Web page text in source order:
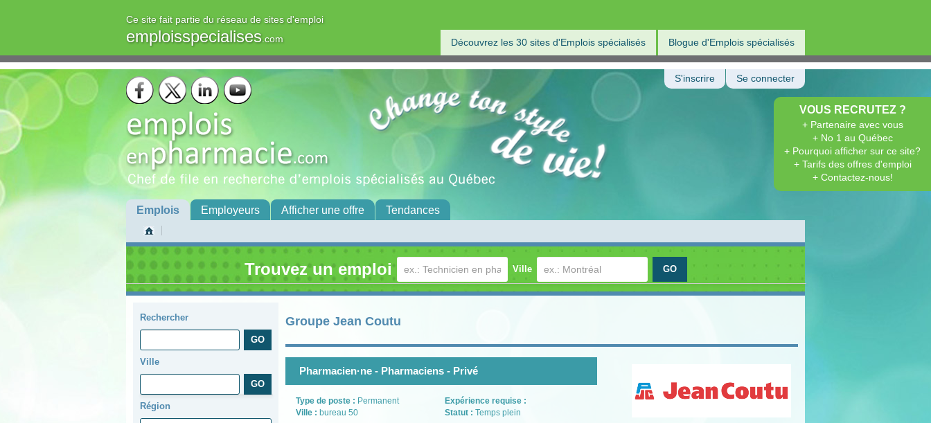
Ce site fait partie du réseau de sites d'emploi
emploisspecialises.com Découvrez les 30 sites d'Emplois spécialisés Blogue d'Emplois spécialisés
VOUS RECRUTEZ ?
+ Partenaire avec vous
+ No 1 au Québec
+ Pourquoi afficher sur ce site?
+ Tarifs des offres d'emploi
+ Contactez-nous!
S'inscrire Se connecter
Emplois Employeurs Afficher une offre Tendances
Trouvez un emploi Ville
Rechercher
Ville
Région
Groupe Jean Coutu
Pharmacien·ne - Pharmaciens - Privé
Type de poste : Permanent
Ville : bureau 50
Expérience requise :
Statut : Temps plein